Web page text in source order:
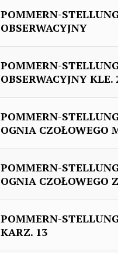
POMMERN-
OBSERWACYJNY
POMMERN-
OBSERWACYJNY KLE.
POMMERN-
OGNIA CZOŁOWEGO
POMMERN-
OGNIA CZOŁOWEGO
POMMERN-
KARZ. 13